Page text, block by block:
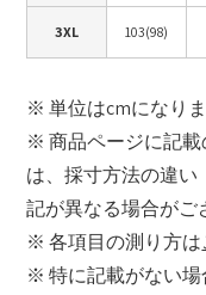
3XL 103(98)
※ 単位はcmになり
※ 商品ページに記
は、採寸方法の違
記が異なる場合がご
※ 各項目の測り方は
※ 特に記載がない場